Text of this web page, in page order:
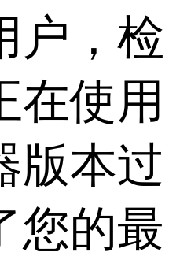
户，检
在使用
版本过
您的最